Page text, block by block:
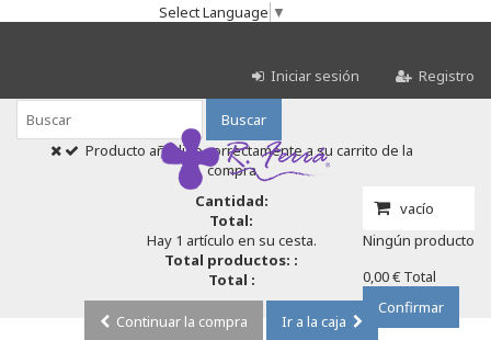
Select Language ▼
Iniciar sesión Registro
Buscar
vacío
Ningún producto
0,00 € Total
Confirmar
Producto añadido correctamente a su carrito de la
compra
Cantidad:
Total:
Hay 1 artículo en su cesta.
Total productos: :
Total :
Continuar la compra
Ir a la caja